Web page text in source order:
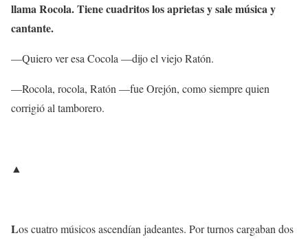
llama Rocola. Tiene cuadritos los aprietas y sale música y
cantante.
—Quiero ver esa Cocola —dijo el viejo Ratón.
—Rocola, rocola, Ratón —fue Orejón, como siempre quien
corrigió al tamborero.
▲
Los cuatro músicos ascendían jadeantes. Por turnos cargaban dos